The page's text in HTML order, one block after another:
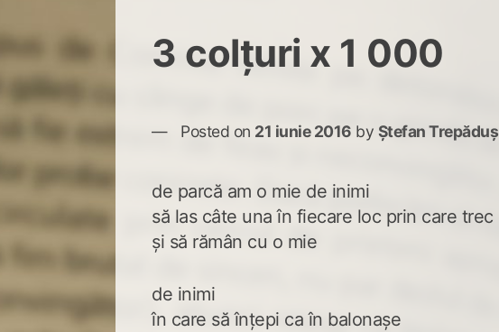
3 colțuri x 1 000
Posted on 21 iunie 2016 by Ștefan Trepăduș
de parcă am o mie de inimi
să las câte una în fiecare loc prin care trec
și să rămân cu o mie
de inimi
în care să înțepi ca în balonașe